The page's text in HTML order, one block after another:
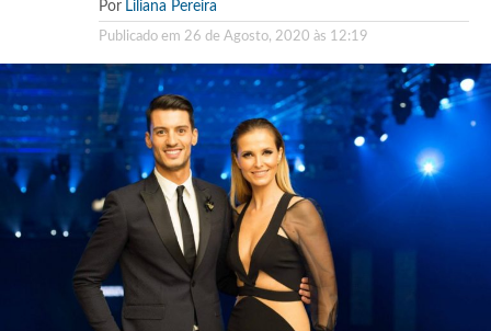
Por Liliana Pereira
Publicado em 26 de Agosto, 2020 às 12:19